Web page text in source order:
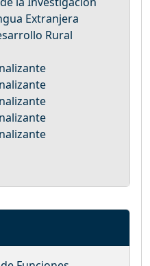
Extranjera
Rural